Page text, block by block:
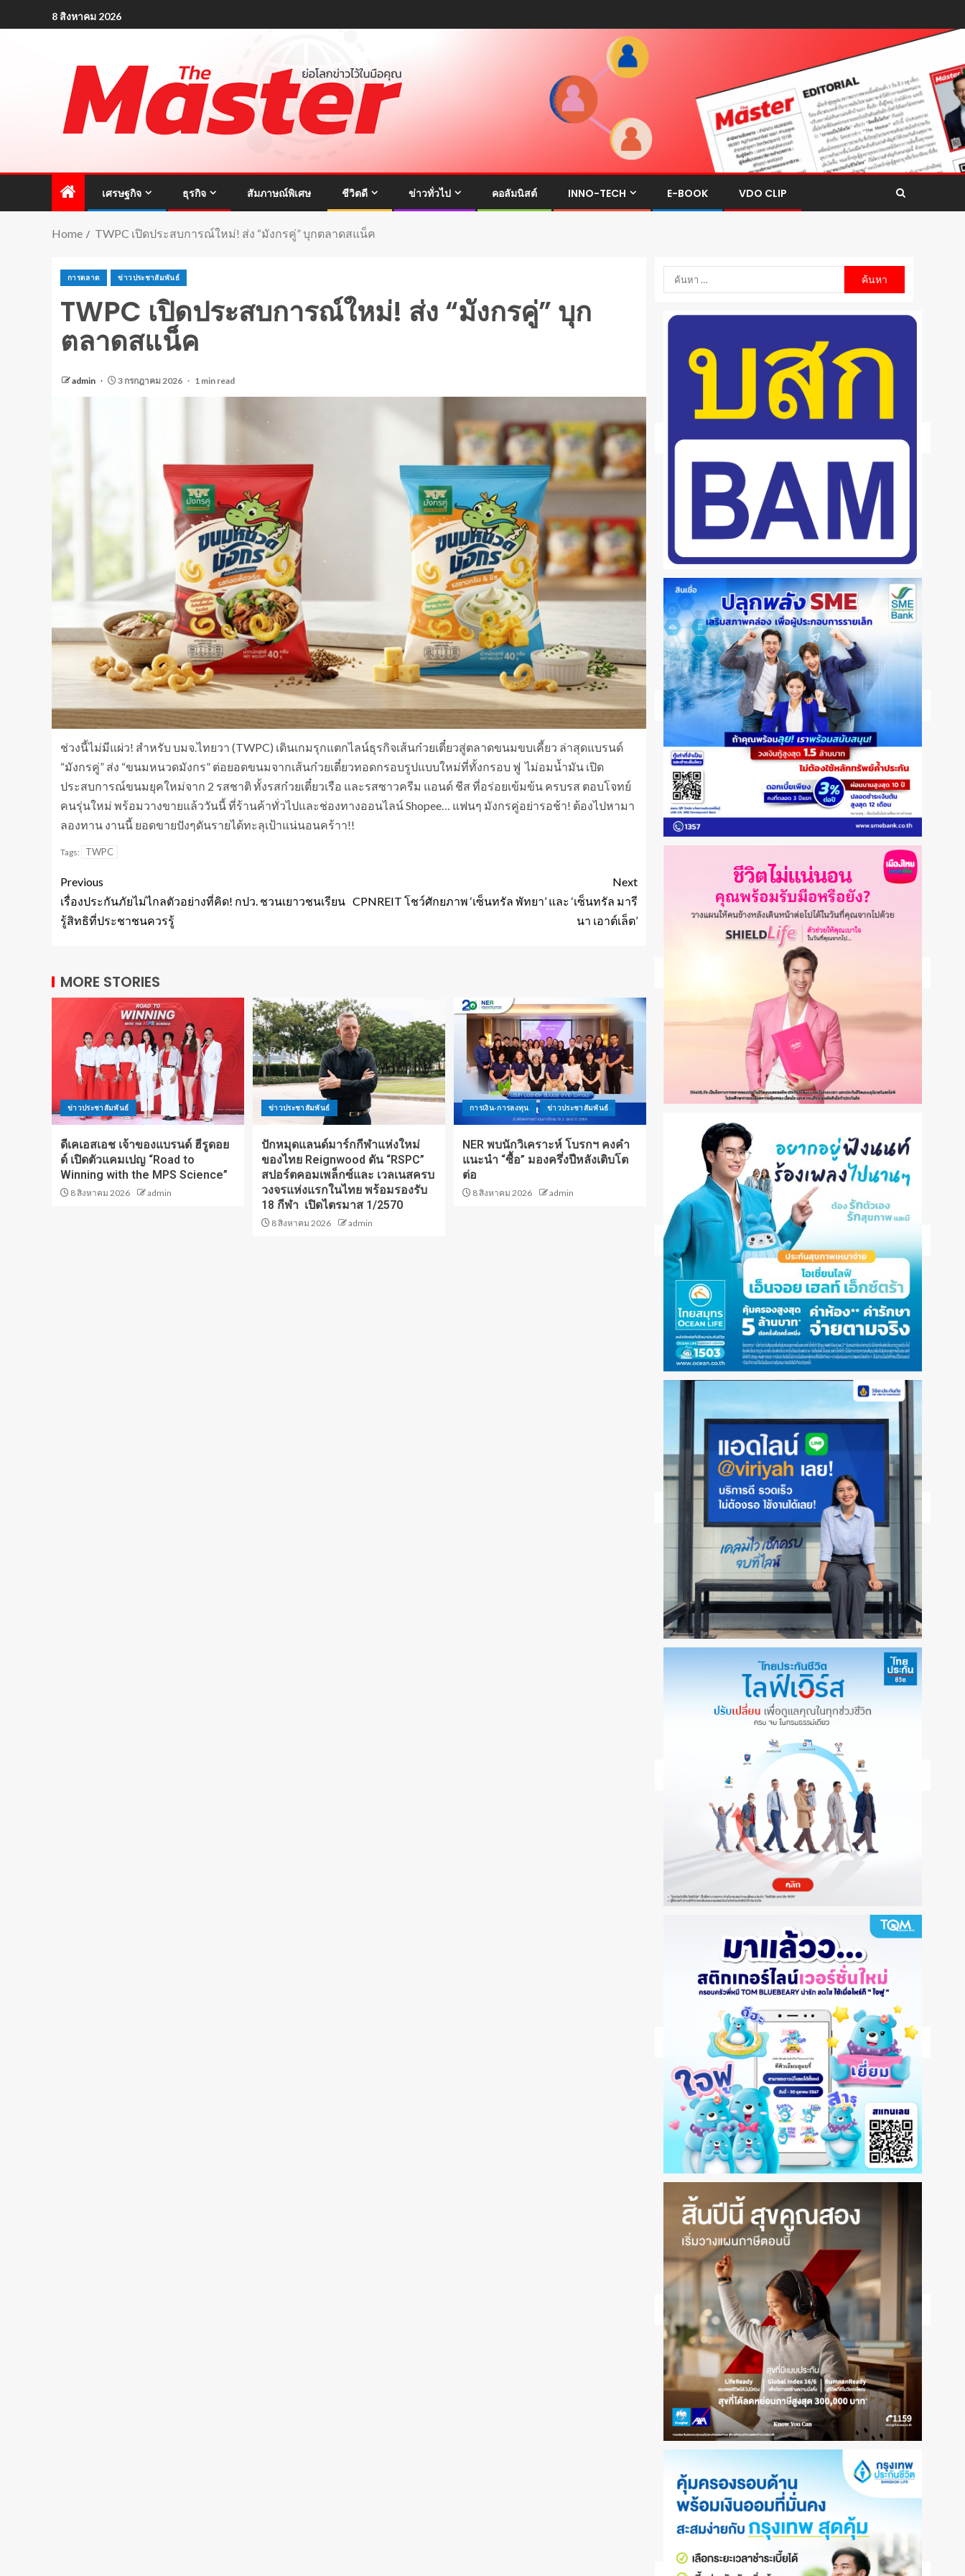
8 สิงหาคม 2026
เศรษฐกิจ ธุรกิจ สัมภาษณ์พิเศษ ชีวิตดี ข่าวทั่วไป คอลัมนิสต์ INNO-TECH E-BOOK VDO CLIP
Home TWPC เปิดประสบการณ์ใหม่! ส่ง “มังกรคู่” บุกตลาดสแน็ค
การตลาด ข่าวประชาสัมพันธ์
TWPC เปิดประสบการณ์ใหม่! ส่ง “มังกรคู่” บุก
ตลาดสแน็ค
admin 3 กรกฎาคม 2026 1 min read
ช่วงนี้ไม่มีแผ่ว! สำหรับ บมจ.ไทยวา (TWPC) เดินเกมรุกแตกไลน์ธุรกิจเส้นก๋วยเตี๋ยวสู่ตลาดขนมขบเคี้ยว ล่าสุดแบรนด์
“มังกรคู่” ส่ง “ขนมหนวดมังกร” ต่อยอดขนมจากเส้นก๋วยเตี๋ยวทอดกรอบรูปแบบใหม่ที่ทั้งกรอบ ฟู ไม่อมน้ำมัน เปิด
ประสบการณ์ขนมยุคใหม่จาก 2 รสชาติ ทั้งรสก๋วยเตี๋ยวเรือ และรสซาวครีม แอนด์ ชีส ที่อร่อยเข้มข้น ครบรส ตอบโจทย์
คนรุ่นใหม่ พร้อมวางขายแล้ววันนี้ ที่ร้านค้าทั่วไปและช่องทางออนไลน์ Shopee… แฟนๆ มังกรคู่อย่ารอช้า! ต้องไปหามา
ลองทาน งานนี้ ยอดขายปังๆดันรายได้ทะลุเป้าแน่นอนคร้าา!!
Tags: TWPC
Previous
เรื่องประกันภัยไม่ไกลตัวอย่างที่คิด! กปว. ชวนเยาวชนเรียน
รู้สิทธิที่ประชาชนควรรู้
Next
CPNREIT โชว์ศักยภาพ ‘เซ็นทรัล พัทยา’ และ ‘เซ็นทรัล มารี
นา เอาต์เล็ต’
MORE STORIES
ข่าวประชาสัมพันธ์
ดีเคเอสเอช เจ้าของแบรนด์ ฮีรูดอย
ด์ เปิดตัวแคมเปญ “Road to
Winning with the MPS Science”
8 สิงหาคม 2026 admin
ข่าวประชาสัมพันธ์
ปักหมุดแลนด์มาร์กกีฬาแห่งใหม่
ของไทย Reignwood ดัน “RSPC”
สปอร์ตคอมเพล็กซ์และ เวลเนสครบ
วงจรแห่งแรกในไทย พร้อมรองรับ
18 กีฬา เปิดไตรมาส 1/2570
8 สิงหาคม 2026 admin
การเงิน-การลงทุน ข่าวประชาสัมพันธ์
NER พบนักวิเคราะห์ โบรกฯ คงคำ
แนะนำ “ซื้อ” มองครึ่งปีหลังเติบโต
ต่อ
8 สิงหาคม 2026 admin